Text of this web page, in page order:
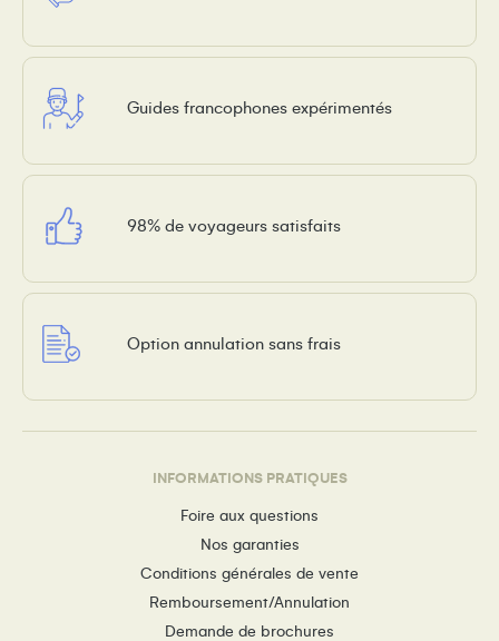
Guides francophones expérimentés
98% de voyageurs satisfaits
Option annulation sans frais
INFORMATIONS PRATIQUES
Foire aux questions
Nos garanties
Conditions générales de vente
Remboursement/Annulation
Demande de brochures